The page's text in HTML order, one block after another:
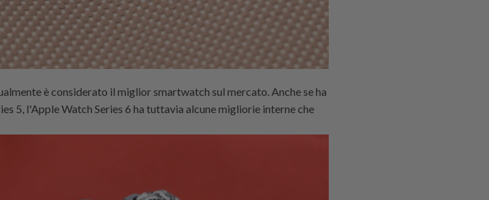
è considerato il miglior smartwatch sul mercato. Anche se ha
5, l'Apple Watch Series 6 ha tuttavia alcune migliorie interne che